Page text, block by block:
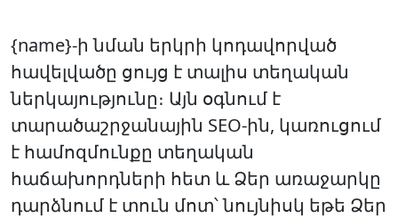
{name}-ի նման երկրի կոդավորված
հավելվածը ցույց է տալիս տեղական
ներկայությունը։ Այն օգնում է
տարածաշրջանային SEO-ին, կառուցում
է համոզմունքը տեղական
հաճախորդների հետ և Ձեր առաջարկը
դարձնում է տուն մոտ՝ նույնիսկ եթե Ձեր